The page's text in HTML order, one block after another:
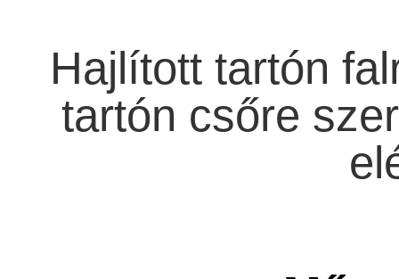
Hajlított tartón
tartón csőre